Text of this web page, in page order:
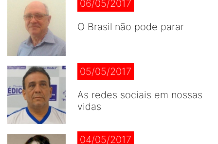
06/05/2017
O Brasil não pode parar
05/05/2017
As redes sociais em nossas
vidas
04/05/2017